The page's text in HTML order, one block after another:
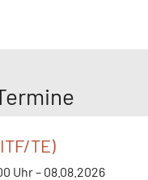
TE)
Uhr – 08.08.2026